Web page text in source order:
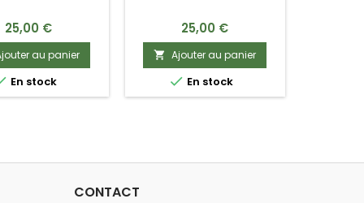
Prix
25,00 €
au panier
En stock
Prix
25,00 €
 Ajouter au panier
 En stock
CONTACT